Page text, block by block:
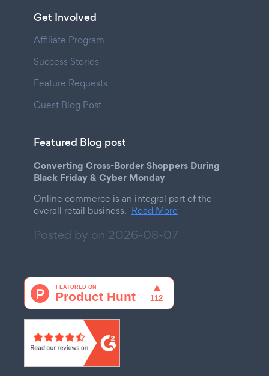
Get Involved
Affiliate Program
Success Stories
Feature Requests
Guest Blog Post
Featured Blog post
Converting Cross-Border Shoppers During
Black Friday & Cyber Monday
Online commerce is an integral part of the
overall retail business. Read More
Posted by on 2026-08-07